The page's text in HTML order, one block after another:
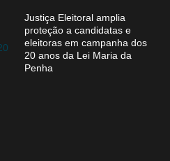
Justiça Eleitoral amplia
proteção a candidatas e
eleitoras em campanha dos
20 anos da Lei Maria da
Penha